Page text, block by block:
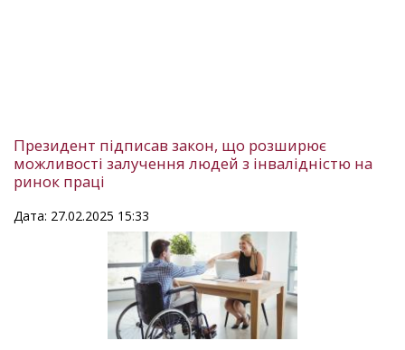
Президент підписав закон, що розширює
можливості залучення людей з інвалідністю на
ринок праці
Дата: 27.02.2025 15:33